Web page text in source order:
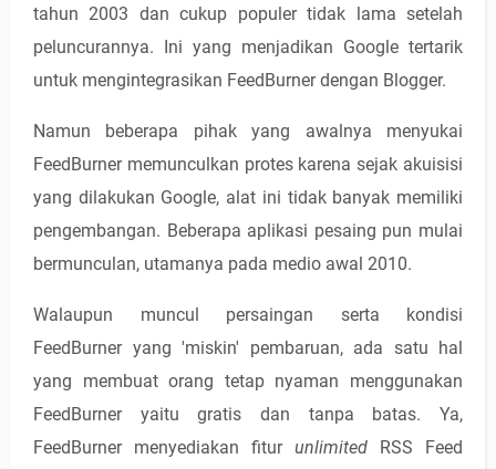
tahun 2003 dan cukup populer tidak lama setelah
peluncurannya. Ini yang menjadikan Google tertarik
untuk mengintegrasikan FeedBurner dengan Blogger.
Namun beberapa pihak yang awalnya menyukai
FeedBurner memunculkan protes karena sejak akuisisi
yang dilakukan Google, alat ini tidak banyak memiliki
pengembangan. Beberapa aplikasi pesaing pun mulai
bermunculan, utamanya pada medio awal 2010.
Walaupun muncul persaingan serta kondisi
FeedBurner yang 'miskin' pembaruan, ada satu hal
yang membuat orang tetap nyaman menggunakan
FeedBurner yaitu gratis dan tanpa batas. Ya,
FeedBurner menyediakan fitur unlimited RSS Feed